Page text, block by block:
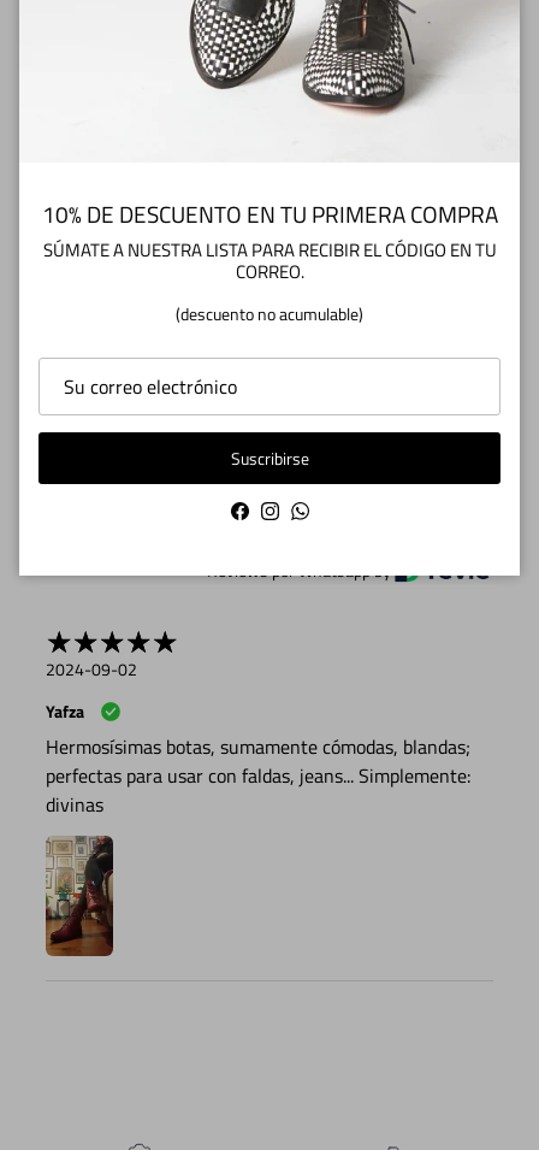
¿TIENES DUDAS O CONSULTAS? Escríbenos
a info@zapatoscuarentatacos.cl
RESEÑAS
Reviews por Whatsapp by
2024-09-02
Yafza
Hermosísimas botas, sumamente cómodas, blandas;
perfectas para usar con faldas, jeans... Simplemente:
divinas
10% DE DESCUENTO EN TU PRIMERA COMPRA
SÚMATE A NUESTRA LISTA PARA RECIBIR EL CÓDIGO EN TU
CORREO.
(descuento no acumulable)
Suscribirse
Facebook
InstagramWhatsApp